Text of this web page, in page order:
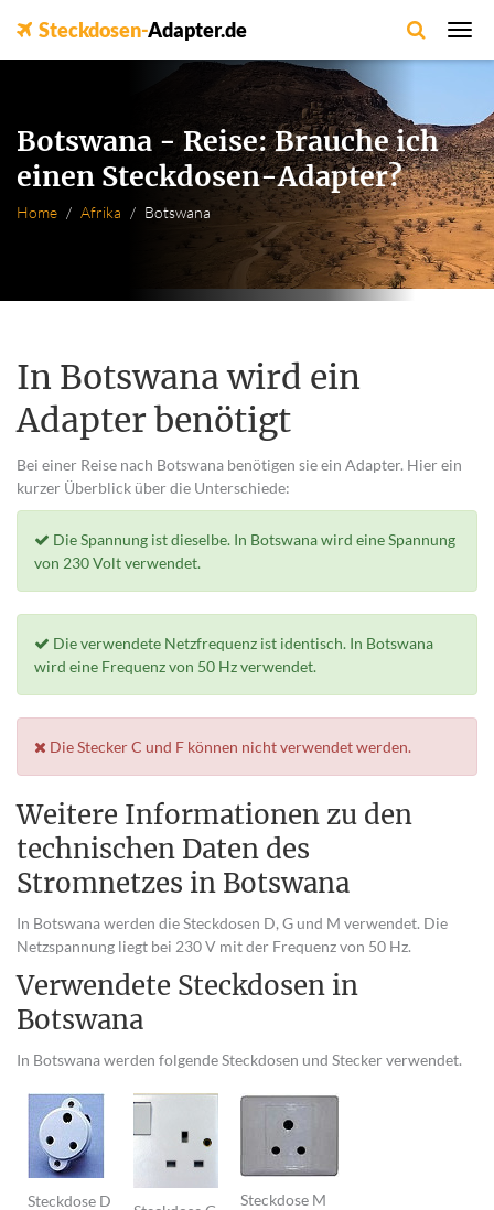
Steckdosen-Adapter.de
Botswana - Reise: Brauche ich
einen Steckdosen-Adapter?
Home Afrika Botswana
In Botswana wird ein
Adapter benötigt
Bei einer Reise nach Botswana benötigen sie ein Adapter. Hier ein
kurzer Überblick über die Unterschiede:
Die Spannung ist dieselbe. In Botswana wird eine Spannung
von 230 Volt verwendet.
Die verwendete Netzfrequenz ist identisch. In Botswana
wird eine Frequenz von 50 Hz verwendet.
Die Stecker C und F können nicht verwendet werden.
Weitere Informationen zu den
technischen Daten des
Stromnetzes in Botswana
In Botswana werden die Steckdosen D, G und M verwendet. Die
Netzspannung liegt bei 230 V mit der Frequenz von 50 Hz.
Verwendete Steckdosen in
Botswana
In Botswana werden folgende Steckdosen und Stecker verwendet.
Steckdose D Steckdose M